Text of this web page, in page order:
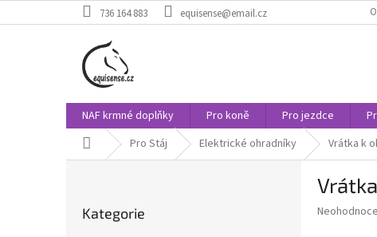
na
736 164 883 equisense@email.cz
NAF krmné doplňky Pro koně Pro jezdce
Domů Pro Stáj Elektrické ohradníky Vrátka k
kategorie
Kategorie
Průměrné